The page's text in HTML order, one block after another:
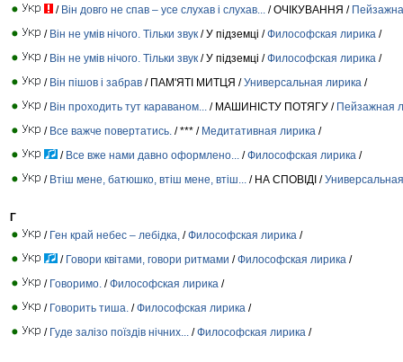
/ Він довго не спав – усе слухав і слухав... / ОЧІКУВАННЯ /
/ Він не умів нічого. Тільки звук / У підземці /Философская лирика /
/ Він не умів нічого. Тільки звук / У підземці /Философская лирика /
/ Він пішов і забрав / ПАМ'ЯТІ МИТЦЯ /Универсальная лирика /
/ Він проходить тут караваном... / МАШИНІСТУ ПОТЯГУ / Пейзажная
/ Все важче повертатись. / *** / Медитативная лирика /
/ Все вже нами давно оформлено... /Философская лирика /
/ Втіш мене, батюшко, втіш мене, втіш... / НА СПОВІДІ /
Г
/ Ген край небес – лебідка, /Философская лирика /
/ Говори квітами, говори ритмами /Философская лирика /
/ Говоримо. /Философская лирика /
/ Говорить тиша. /Философская лирика /
/ Гуде залізо поїздів нічних... /Философская лирика /